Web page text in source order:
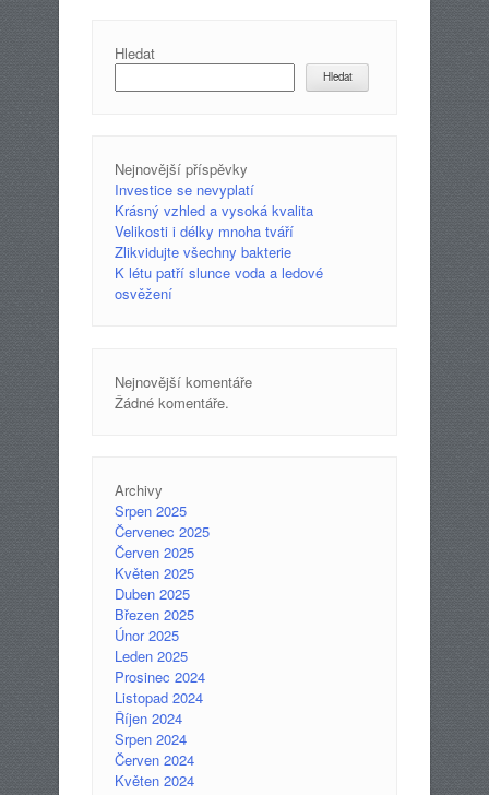
Hledat
Hledat
Nejnovější příspěvky
Investice se nevyplatí
Krásný vzhled a vysoká kvalita
Velikosti i délky mnoha tváří
Zlikvidujte všechny bakterie
K létu patří slunce voda a ledové
osvěžení
Nejnovější komentáře
Žádné komentáře.
Archivy
Srpen 2025
Červenec 2025
Červen 2025
Květen 2025
Duben 2025
Březen 2025
Únor 2025
Leden 2025
Prosinec 2024
Listopad 2024
Říjen 2024
Srpen 2024
Červen 2024
Květen 2024